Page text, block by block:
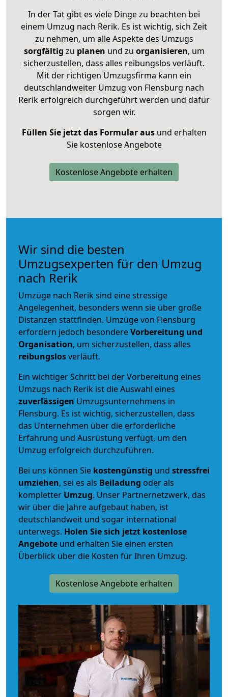
In der Tat gibt es viele Dinge zu beachten bei
einem Umzug nach Rerik. Es ist wichtig, sich Zeit
zu nehmen, um alle Aspekte des Umzugs
sorgfältig zu planen und zu organisieren, um
sicherzustellen, dass alles reibungslos verläuft.
Mit der richtigen Umzugsfirma kann ein
deutschlandweiter Umzug von Flensburg nach
Rerik erfolgreich durchgeführt werden und dafür
sorgen wir.
Füllen Sie jetzt das Formular ausund erhalten
Sie kostenlose Angebote
Kostenlose Angebote erhalten
Wir sind die besten
Umzugsexperten für den Umzug
nach Rerik
Umzüge nach Rerik sind eine stressige
Angelegenheit, besonders wenn sie über große
Distanzen stattfinden. Umzüge von Flensburg
erfordern jedoch besondereVorbereitung und
Organisation, um sicherzustellen, dass alles
reibungslosverläuft.
Ein wichtiger Schritt bei der Vorbereitung eines
Umzugs nach Rerik ist die Auswahl eines
zuverlässigen Umzugsunternehmens in
Flensburg. Es ist wichtig, sicherzustellen, dass
das Unternehmen über die erforderliche
Erfahrung und Ausrüstung verfügt, um den
Umzug erfolgreich durchzuführen.
Bei uns können Sie kostengünstig und stressfrei
umziehen, sei es als Beiladung oder als
kompletter Umzug. Unser Partnernetzwerk, das
wir über die Jahre aufgebaut haben, ist
deutschlandweit und sogar international
unterwegs. Holen Sie sich jetzt kostenlose
Angebote und erhalten Sie einen ersten
Überblick über die Kosten für Ihren Umzug.
Kostenlose Angebote erhalten